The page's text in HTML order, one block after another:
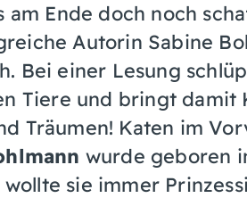
am Ende doch noch
Autorin Sabine
Bei einer Lesung
Tiere und bringt damit
Träumen! Katen im
wurde geboren
sie immer